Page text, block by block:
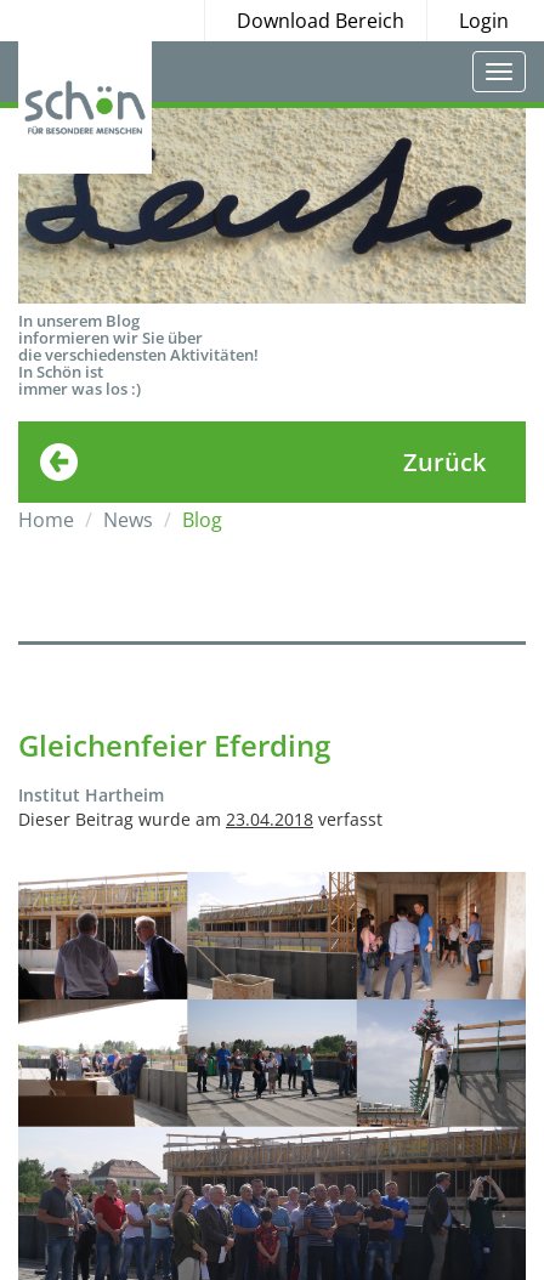
Download Bereich Login
In unserem Blog
informieren wir Sie über
die verschiedensten Aktivitäten!
In Schön ist
immer was los :)
Zurück
Home News Blog
Gleichenfeier Eferding
Institut Hartheim
Dieser Beitrag wurde am 23.04.2018 verfasst